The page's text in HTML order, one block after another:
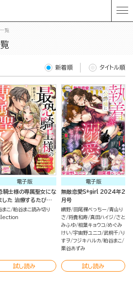
覧
新着順 タイトル順
電子版
騎士様の専属聖女にな
した 治療するたびに
様の××が体に流れ込
きて耐えられない…っ
まこ 粕谷まこ読み切り
試し読み
電子版
無敵恋愛S*girl 2024年2
月号
網野 田尾裸べっちー 青山り
さ 将貴和寿 真田ハイジ さと
みふゆ 相葉キョウコ めぐみ
けい 宇宙野ユニコ 武桐千 り
すヲ フジキハルカ 粕谷まこ
栗谷あずみ
試し読み